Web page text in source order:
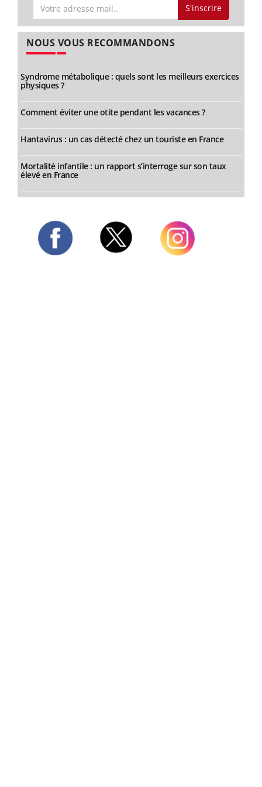
S'inscrire
NOUS VOUS RECOMMANDONS
Syndrome métabolique : quels sont les meilleurs exercices
physiques ?
Comment éviter une otite pendant les vacances ?
Hantavirus : un cas détecté chez un touriste en France
Mortalité infantile : un rapport s’interroge sur son taux
élevé en France